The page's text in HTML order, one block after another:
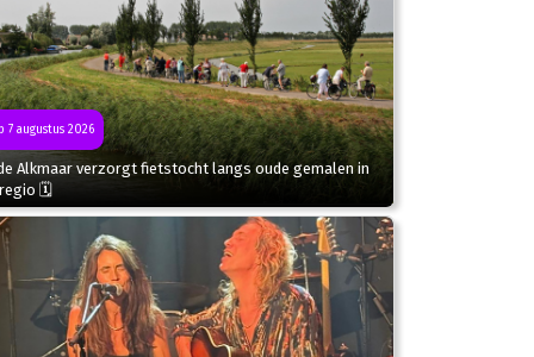
7 augustus 2026
Alkmaar verzorgt fietstocht langs oude gemalen in
🗓